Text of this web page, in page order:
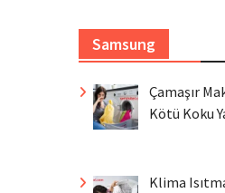
Samsung
Çamaşır
Kötü Koku
Klima